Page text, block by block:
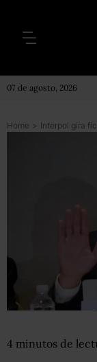
07 de agosto, 2026
Home >
4 minutos de